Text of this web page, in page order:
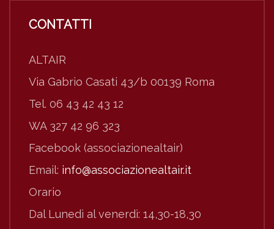
CONTATTI
ALTAIR
Via Gabrio Casati 43/b 00139 Roma
Tel. 06 43 42 43 12
WA 327 42 96 323
Facebook (associazionealtair)
Email: info@associazionealtair.it
Orario
Dal Lunedì al venerdì: 14,30-18,30